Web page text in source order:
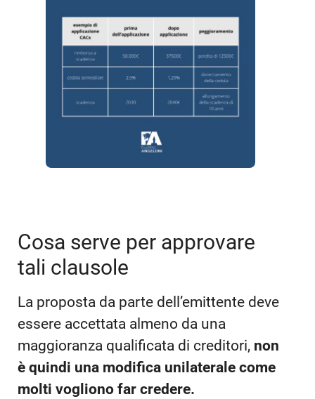
Cosa serve per approvare
tali clausole
La proposta da parte dell’emittente deve
essere accettata almeno da una
maggioranza qualificata di creditori, non
è quindi una modifica unilaterale come
molti vogliono far credere.